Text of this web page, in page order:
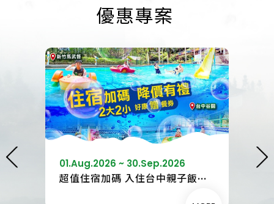
優惠專案
25.Sep.2026 ~ 28.Sep.2026
中秋早鳥連假出遊住台中飯店 贈一位12歲以下兒童免費住